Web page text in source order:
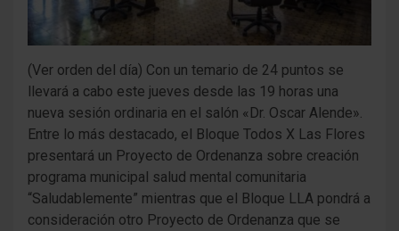
(Ver orden del día) Con un temario de 24 puntos se
llevará a cabo este jueves desde las 19 horas una
nueva sesión ordinaria en el salón «Dr. Oscar Alende».
Entre lo más destacado, el Bloque Todos X Las Flores
presentará un Proyecto de Ordenanza sobre creación
programa municipal salud mental comunitaria
“Saludablemente” mientras que el Bloque LLA pondrá a
consideración otro Proyecto de Ordenanza que se